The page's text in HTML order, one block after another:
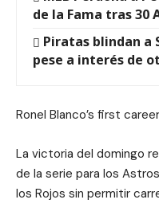
de la Fama tras 30
Piratas blindan a
pese a interés de
Ronel Blanco’s first
La victoria del domingo
de la serie para los
los Rojos sin permitir